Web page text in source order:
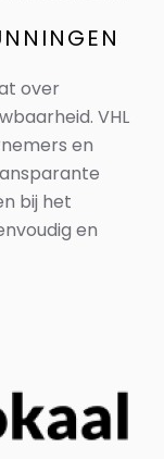
over
VHL
en
bij het
en